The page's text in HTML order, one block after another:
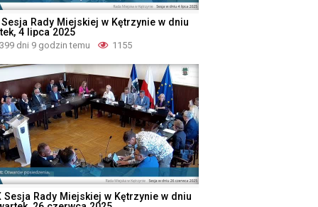
Sesja Rady Miejskiej w Kętrzynie w dniu
4 lipca 2025
399 dni 9 godzin temu 1155
Sesja Rady Miejskiej w Kętrzynie w dniu